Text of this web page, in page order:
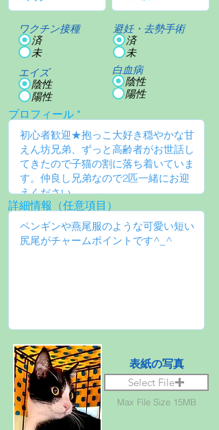
ワクチン接種
済
未
エイズ
陰性
陽性
避妊・去勢手術
済
未
白血病
陰性
陽性
プロフィール
詳細情報（任意項目）
表紙の写真
Select File
Max File Size 15MB